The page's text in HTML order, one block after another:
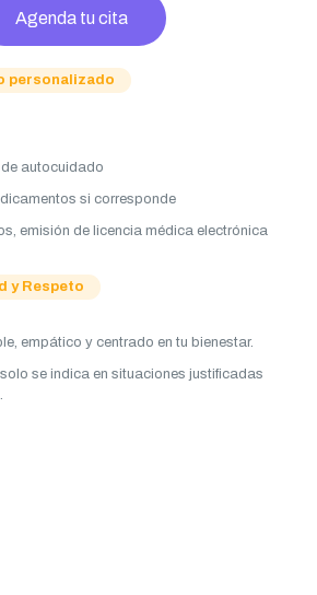
Agenda tu cita
personalizado
autocuidado
si corresponde
emisión de licencia médica electrónica
y Respeto
empático y centrado en tu bienestar.
se indica en situaciones justificadas